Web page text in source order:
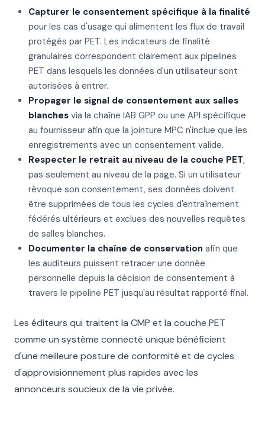
Capturer le consentement spécifique à la finalité
pour les cas d'usage qui alimentent les flux de travail
protégés par PET. Les indicateurs de finalité
granulaires correspondent clairement aux pipelines
PET dans lesquels les données d'un utilisateur sont
autorisées à entrer.
Propager le signal de consentement aux salles
blanches via la chaîne IAB GPP ou une API spécifique
au fournisseur afin que la jointure MPC n'inclue que les
enregistrements avec un consentement valide.
Respecter le retrait au niveau de la couche PET,
pas seulement au niveau de la page. Si un utilisateur
révoque son consentement, ses données doivent
être supprimées de tous les cycles d'entraînement
fédérés ultérieurs et exclues des nouvelles requêtes
de salles blanches.
Documenter la chaîne de conservation afin que
les auditeurs puissent retracer une donnée
personnelle depuis la décision de consentement à
travers le pipeline PET jusqu'au résultat rapporté final.
Les éditeurs qui traitent la CMP et la couche PET
comme un système connecté unique bénéficient
d'une meilleure posture de conformité et de cycles
d'approvisionnement plus rapides avec les
annonceurs soucieux de la vie privée.